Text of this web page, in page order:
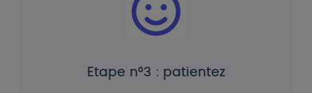
Etape n°3 : patientez